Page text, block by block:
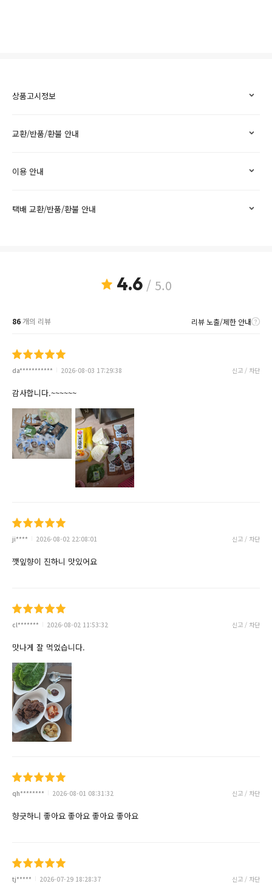
상품고시정보
교환/반품/환불 안내
이용 안내
택배 교환/반품/환불 안내
4.6/ 5.0
86개의 리뷰 리뷰 노출/제한 안내
da*********** 2026-08-03 17:29:38 신고 / 차단
감사합니다.~~~~~~
ji**** 2026-08-02 22:08:01 신고 / 차단
깻잎향이 진하니 맛있어요
cl******* 2026-08-02 11:53:32 신고 / 차단
맛나게 잘 먹었습니다.
qh******** 2026-08-01 08:31:32 신고 / 차단
향긋하니 좋아요 좋아요 좋아요 좋아요
tj***** 2026-07-29 18:28:37 신고 / 차단